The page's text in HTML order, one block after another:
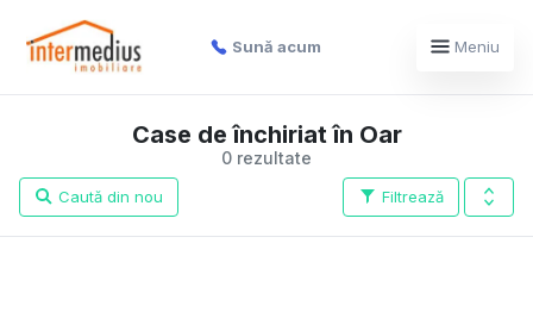
Sună acum Meniu
0 rezultate
Case de închiriat în Oar
Filtrează
Caută din nou